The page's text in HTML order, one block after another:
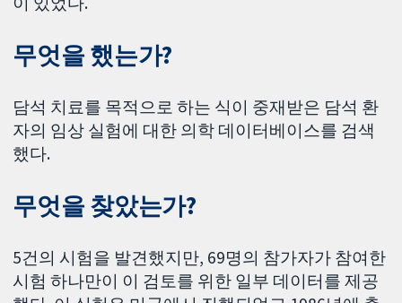
무엇을 했는가?
담석 치료를 목적으로 하는 식이 중재받은 담석 환
자의 임상 실험에 대한 의학 데이터베이스를 검색
했다.
무엇을 찾았는가?
5건의 시험을 발견했지만, 69명의 참가자가 참여한
시험 하나만이 이 검토를 위한 일부 데이터를 제공